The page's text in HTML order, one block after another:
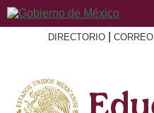
DIRECTORIO CORREO